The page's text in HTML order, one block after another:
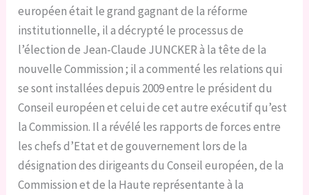
européen était le grand gagnant de la réforme
institutionnelle, il a décrypté le processus de
l’élection de Jean-Claude JUNCKER à la tête de la
nouvelle Commission ; il a commenté les relations qui
se sont installées depuis 2009 entre le président du
Conseil européen et celui de cet autre exécutif qu’est
la Commission. Il a révélé les rapports de forces entre
les chefs d’Etat et de gouvernement lors de la
désignation des dirigeants du Conseil européen, de la
Commission et de la Haute représentante à la